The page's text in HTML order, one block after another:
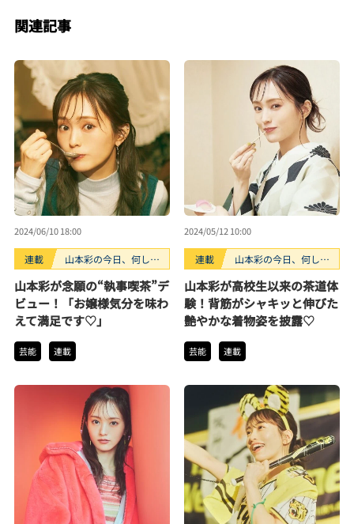
関連記事
2024/06/10 18:00
連載
山本彩の今日、何して
山本彩が念願の“執事喫茶”デ
ビュー！「お嬢様気分を味わ
えて満足です♡」
芸能 連載
2024/05/12 10:00
連載
山本彩の今日、何して
山本彩が高校生以来の茶道体
験！背筋がシャキッと伸びた
艶やかな着物姿を披露♡
芸能 連載